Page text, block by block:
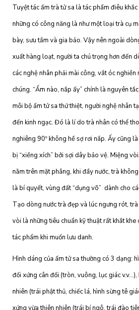
Tuyệt tác ấm trà tử sa là tác phẩm điêu
những có công năng là như một loại trà cụ
bày, sưu tầm và gia bảo. Vậy nên ngoài
xuất hàng loạt, người ta chú trọng hơn đến
các nghệ nhân phải mài công, vắt óc nghiền
chúng. “Ấm nào, nắp ấy” chính là nguyên
mỗi bộ ấm tử sa thứ thiệt, người nghệ nhân
đến kinh ngạc. Đó là lí do trà nhân có thể
nghiêng 90º không hề sợ rơi nắp. Ấy cũng
bị “xiềng xích” bởi sợi dây bảo vệ. Miệng
nằm trên mặt phẳng, khi đầy nước, trà
là bí quyết, vùng đất “dụng võ” dành cho
Tạo dòng nước trà đẹp và lúc ngưng rót,
vòi là những tiêu chuẩn kỹ thuật rất khắt khe
tác phẩm khi muốn lưu danh.
Hình dáng của ấm tử sa thường có 3 dạng:
đối xứng cân đối (tròn, vuông, lục giác
nhiên (trái phật thủ, chiếc lá, hình sừng tê
xứng vừa thiên nhiên (trái bí ngô, trái đào